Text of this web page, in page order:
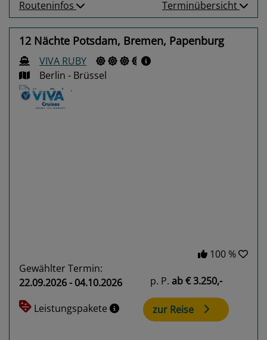
Routeninfos Terminübersicht
12 Nächte Potsdam, Bremen, Papenburg
VIVA RUBY
Berlin - Brüssel
100 %
Gewählter Termin:
22.09.2026 - 04.10.2026
Leistungspakete
p. P. ab€ 3.250,-
zur Reise